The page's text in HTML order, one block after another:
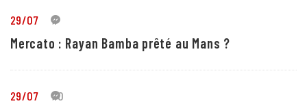
29/07 1
Mercato : Rayan Bamba prêté au Mans ?
29/07 10